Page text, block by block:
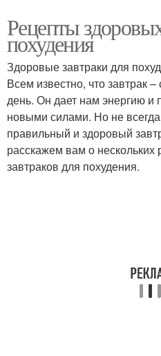
Рецепты
похудения
Здоровые завтраки для
Всем известно, что завтрак
день. Он дает нам энергию и
новыми силами. Но не
правильный и здоровый
расскажем вам о нескольких
завтраков для похудения.